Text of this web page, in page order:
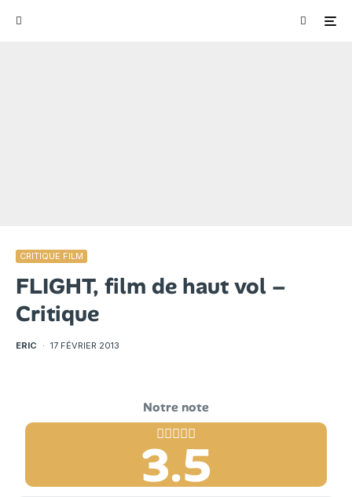
CRITIQUE FILM
FLIGHT, film de haut vol –
Critique
ERIC · 17 FÉVRIER 2013
3.5